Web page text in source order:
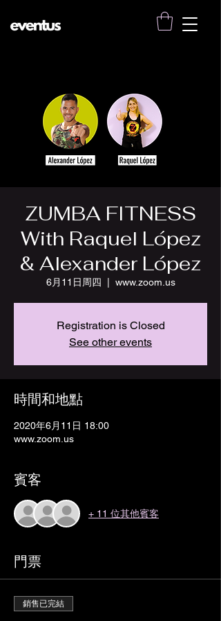
ZUMBA FITNESS
With Raquel López
& Alexander López
6月11日周四 www.zoom.us
Registration is Closed
See other events
時間和地點
2020年6月11日 18:00
www.zoom.us
賓客
+ 11 位其他賓客
門票
銷售已完結